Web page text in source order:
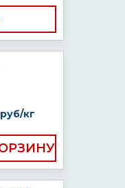
руб/кг